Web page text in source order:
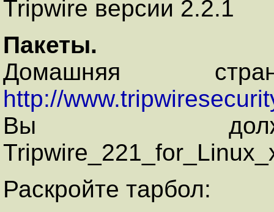
Tripwire версии 2.2.1
Пакеты.
Домашняя
http://
Вы
Раскройте тарбол: